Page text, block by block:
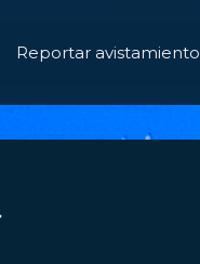
Reportar avistamiento